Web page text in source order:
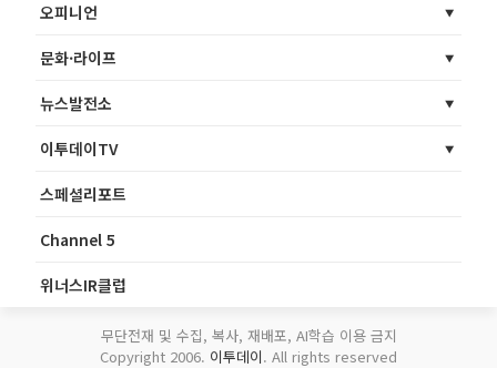
오피니언
문화·라이프
뉴스발전소
이투데이TV
스페셜리포트
Channel 5
위너스IR클럽
무단전재 및 수집, 복사, 재배포, AI학습 이용 금지
Copyright 2006. 이투데이. All rights reserved